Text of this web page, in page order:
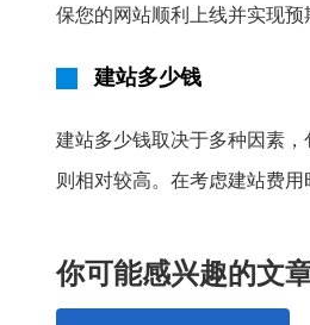
保您的网站顺利上线并实现预
建站多少钱
建站多少钱取决于多种因素
则相对较高。在考虑建站费
你可能感兴趣的文